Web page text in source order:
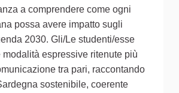
a comprendere come ogni
possa avere impatto sugli
2030. Gli/Le studenti/esse
espressive ritenute più
tra pari, raccontando
sostenibile, coerente